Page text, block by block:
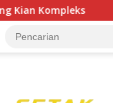
Polri Kerahkan 372